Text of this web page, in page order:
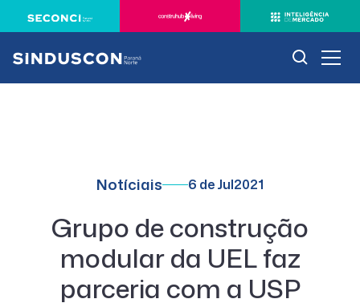
Notíciais 6 de Jul2021
Grupo de construção
modular da UEL faz
parceria com a USP